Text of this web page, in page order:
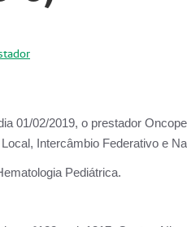
01/02/2019, o prestador
Intercâmbio Federativo e
Pediátrica.